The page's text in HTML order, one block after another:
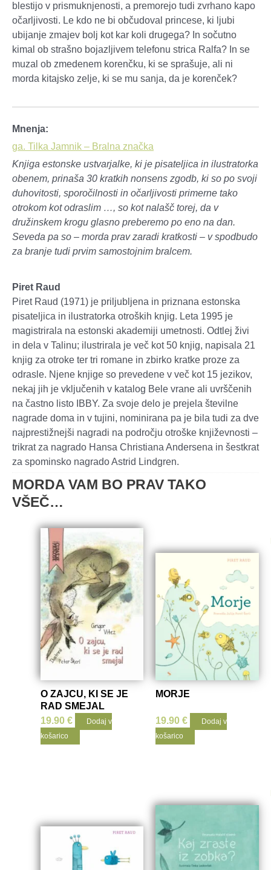
blestijo v prismuknjenosti, a premorejo tudi zvrhano kapo
očarljivosti. Le kdo ne bi občudoval princese, ki ljubi
ubijanje zmajev bolj kot kar koli drugega? In sočutno
kimal ob strašno bojazljivem telefonu strica Ralfa? In se
muzal ob zmedenem korenčku, ki se sprašuje, ali ni
morda kitajsko zelje, ki se mu sanja, da je korenček?
Mnenja:
ga. Tilka Jamnik – Bralna značka
Knjiga estonske ustvarjalke, ki je pisateljica in ilustratorka
obenem, prinaša 30 kratkih nonsens zgodb, ki so po svoji
duhovitosti, sporočilnosti in očarljivosti primerne tako
otrokom kot odraslim …, so kot nalašč torej, da v
družinskem krogu glasno preberemo po eno na dan.
Seveda pa so – morda prav zaradi kratkosti – v spodbudo
za branje tudi prvim samostojnim bralcem.
Piret Raud
Piret Raud (1971) je priljubljena in priznana estonska
pisateljica in ilustratorka otroških knjig. Leta 1995 je
magistrirala na estonski akademiji umetnosti. Odtlej živi
in dela v Talinu; ilustrirala je več kot 50 knjig, napisala 21
knjig za otroke ter tri romane in zbirko kratke proze za
odrasle. Njene knjige so prevedene v več kot 15 jezikov,
nekaj jih je vključenih v katalog Bele vrane ali uvrščenih
na častno listo IBBY. Za svoje delo je prejela številne
nagrade doma in v tujini, nominirana pa je bila tudi za dve
najprestižnejši nagradi na področju otroške književnosti –
trikrat za nagrado Hansa Christiana Andersena in šestkrat
za spominsko nagrado Astrid Lindgren.
MORDA VAM BO PRAV TAKO
VŠEČ…
O ZAJCU, KI SE JE
RAD SMEJAL
19.90€
Dodaj v
košarico
MORJE
19.90 €
Dodaj v
košarico